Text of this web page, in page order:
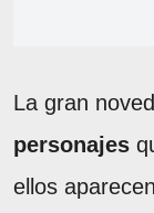
La gran
personajes
ellos